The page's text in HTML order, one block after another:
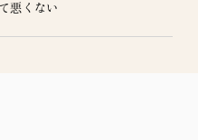
悪くない